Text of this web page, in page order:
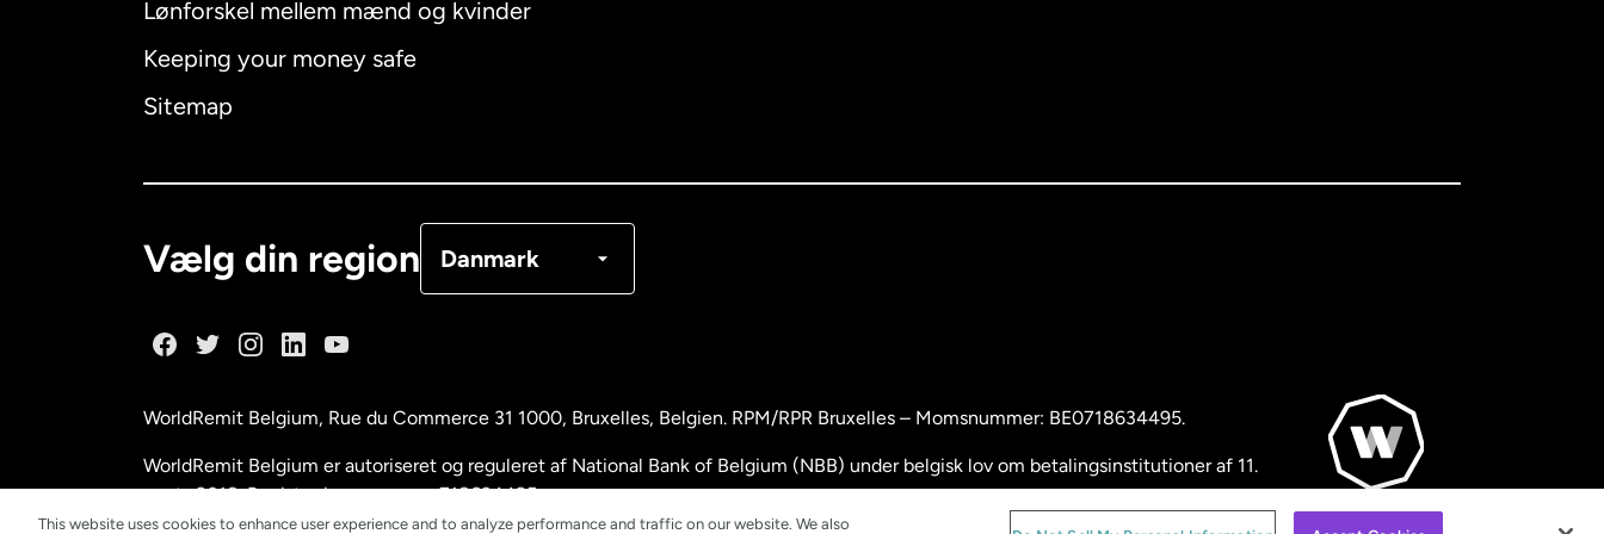
Lønforskel mellem mænd og kvinder
Keeping your money safe
Sitemap
Vælg din region Danmark
Australien
Malaysia
WorldRemit Belgium, Rue du Commerce 31 1000, Bruxelles, Belgien. RPM/RPR Bruxelles – Momsnummer: BE0718634495.
WorldRemit Belgium er autoriseret og reguleret af National Bank of Belgium (NBB) under belgisk lov om betalingsinstitutioner af 11.
marts 2018. Registreringsnummer: 718634495.
This website uses cookies to enhance user experience and to analyze performance and traffic on our website. We also